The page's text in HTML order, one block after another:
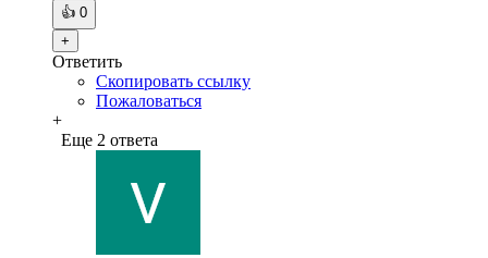
👍 0
+
Ответить
Скопировать ссылку
Пожаловаться
+
Еще 2 ответа